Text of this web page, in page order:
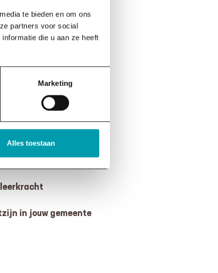
te bieden en om ons
partners voor social
die u aan ze heeft
Marketing
Alles toestaanNOG!
in jouw gemeente